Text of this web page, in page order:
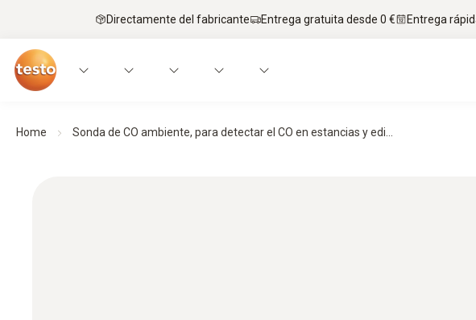
Directamente del fabricante Entrega gratuita desde 0 € Entrega
Home Sonda de CO ambiente, para detectar el CO en estancias y edi...